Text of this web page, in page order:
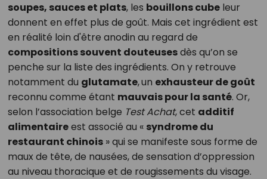
soupes, sauces et plats, les bouillons cubeleur
donnent en effet plus de goût. Mais cet ingrédient est
en réalité loin d'être anodin au regard de
compositions souvent douteusesdès qu’on se
penche sur la liste des ingrédients. On y retrouve
notamment du glutamate,un exhausteur de goût
reconnu comme étant mauvais pour la santé. Or,
selon l’association belge Test Achat, cet additif
alimentaireest associé au « syndrome du
restaurant chinois» qui se manifeste sous forme de
maux de tête, de nausées, de sensation d’oppression
au niveau thoracique et de rougissements du visage.